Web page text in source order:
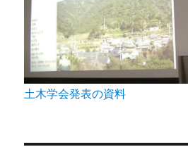
土木学会発表の資料